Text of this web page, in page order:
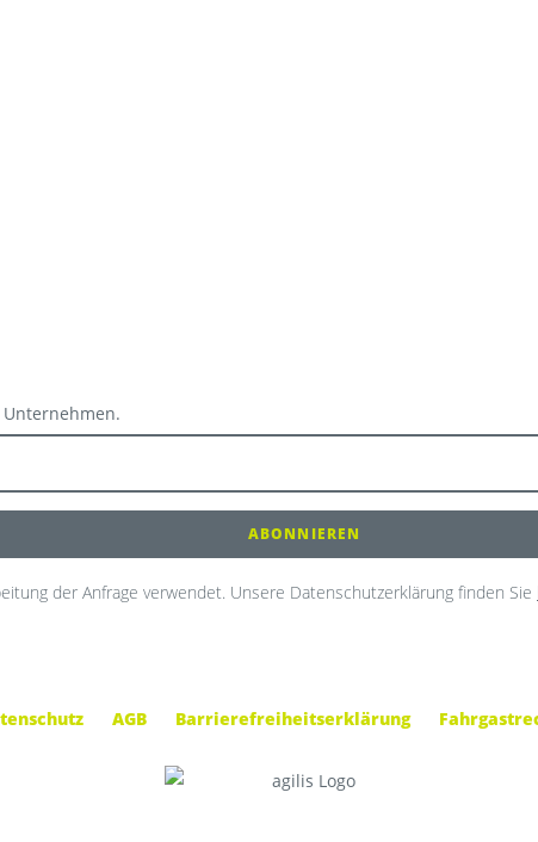
der Anfrage verwendet. Unsere Datenschutzerklärung finden Sie
AGB Barrierefreiheitserklärung